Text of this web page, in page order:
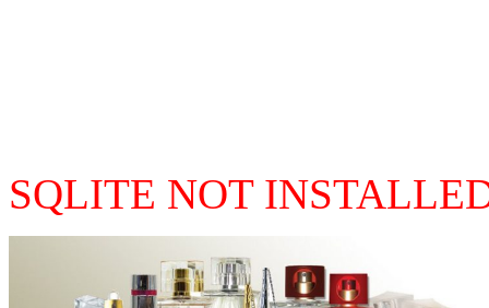
SQLITE NOT